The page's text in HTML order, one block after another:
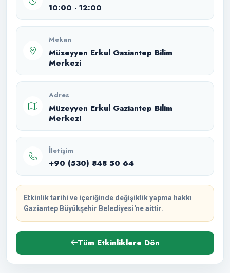
10:00 - 12:00
Mekan
Müzeyyen Erkul Gaziantep Bilim
Merkezi
Adres
Müzeyyen Erkul Gaziantep Bilim
Merkezi
İletişim
+90 (530) 848 50 64
Etkinlik tarihi ve içeriğinde değişiklik yapma hakkı
Gaziantep Büyükşehir Belediyesi'ne aittir.
Tüm Etkinliklere Dön